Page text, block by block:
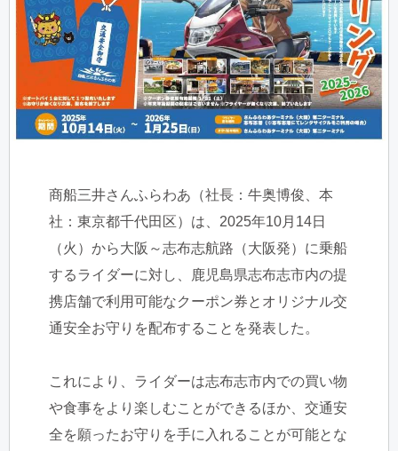
商船三井さんふらわあ（社長：牛奥博俊、本
社：東京都千代田区）は、2025年10月14日
（火）から大阪～志布志航路（大阪発）に乗船
するライダーに対し、鹿児島県志布志市内の提
携店舗で利用可能なクーポン券とオリジナル交
通安全お守りを配布することを発表した。
これにより、ライダーは志布志市内での買い物
や食事をより楽しむことができるほか、交通安
全を願ったお守りを手に入れることが可能とな